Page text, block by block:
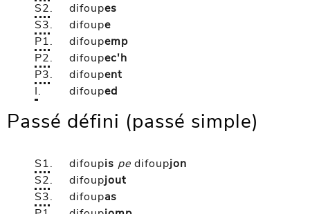
S2. difoupes
S3. difoupe
P1. difoupemp
P2. difoupec'h
P3. difoupent
I. difouped
Passé défini (passé simple)
S1. difoupis pe difoupjon
S2. difoupjout
S3. difoupas